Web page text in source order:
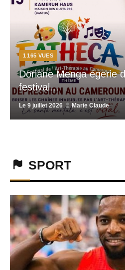
1 165 VUES
Doriane Menga égerie
festival...
Le 9 juillet 2026 Marie Claude
SPORT